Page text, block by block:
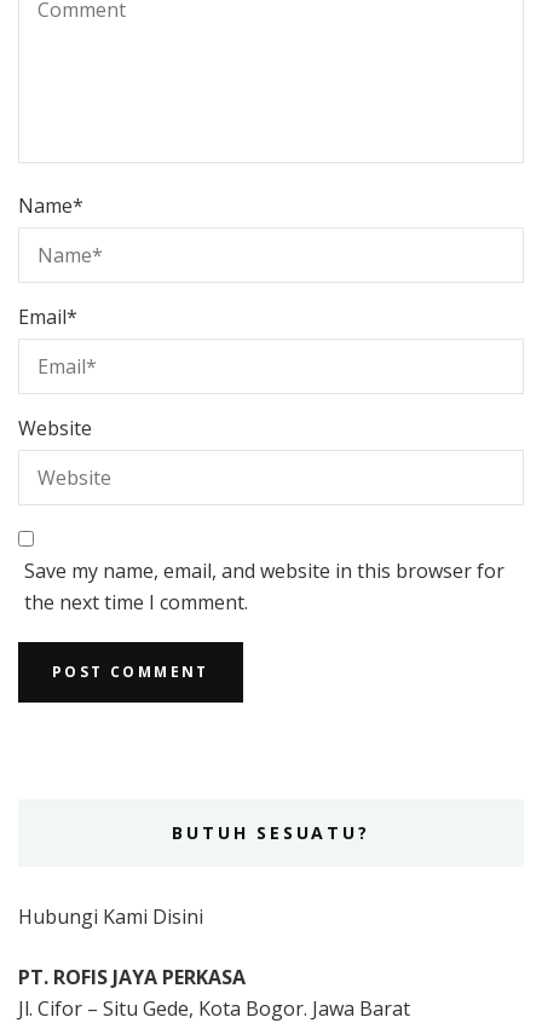
Name*
Email*
Website
Save my name, email, and website in this browser for
the next time I comment.
BUTUH SESUATU?
Hubungi Kami Disini
PT. ROFIS JAYA PERKASA
Jl. Cifor – Situ Gede, Kota Bogor. Jawa Barat